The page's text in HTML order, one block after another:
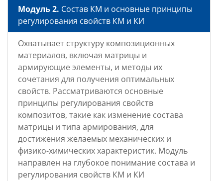
Модуль 2. Состав КМ и основные принципы
регулирования свойств КМ и КИ
Охватывает структуру композиционных
материалов, включая матрицы и
армирующие элементы, и методы их
сочетания для получения оптимальных
свойств. Рассматриваются основные
принципы регулирования свойств
композитов, такие как изменение состава
матрицы и типа армирования, для
достижения желаемых механических и
физико-химических характеристик. Модуль
направлен на глубокое понимание состава и
регулирования свойств КМ и КИ